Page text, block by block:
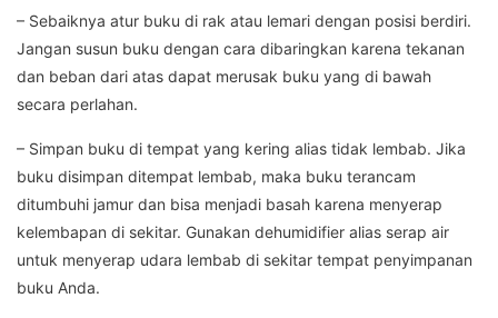
– Sebaiknya atur buku di rak atau lemari dengan posisi berdiri.
Jangan susun buku dengan cara dibaringkan karena tekanan
dan beban dari atas dapat merusak buku yang di bawah
secara perlahan.
– Simpan buku di tempat yang kering alias tidak lembab. Jika
buku disimpan ditempat lembab, maka buku terancam
ditumbuhi jamur dan bisa menjadi basah karena menyerap
kelembapan di sekitar. Gunakan dehumidifier alias serap air
untuk menyerap udara lembab di sekitar tempat penyimpanan
buku Anda.